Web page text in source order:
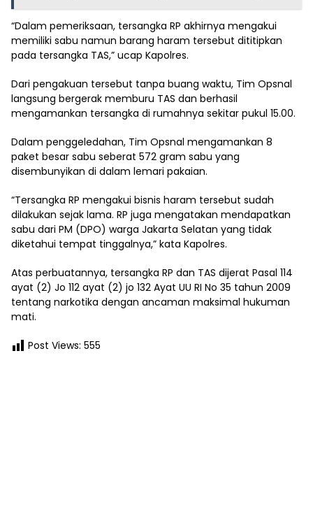
“Dalam pemeriksaan, tersangka RP akhirnya mengakui
memiliki sabu namun barang haram tersebut dititipkan
pada tersangka TAS,” ucap Kapolres.
Dari pengakuan tersebut tanpa buang waktu, Tim Opsnal
langsung bergerak memburu TAS dan berhasil
mengamankan tersangka di rumahnya sekitar pukul 15.00.
Dalam penggeledahan, Tim Opsnal mengamankan 8
paket besar sabu seberat 572 gram sabu yang
disembunyikan di dalam lemari pakaian.
“Tersangka RP mengakui bisnis haram tersebut sudah
dilakukan sejak lama. RP juga mengatakan mendapatkan
sabu dari PM (DPO) warga Jakarta Selatan yang tidak
diketahui tempat tinggalnya,” kata Kapolres.
Atas perbuatannya, tersangka RP dan TAS dijerat Pasal 114
ayat (2) Jo 112 ayat (2) jo 132 Ayat UU RI No 35 tahun 2009
tentang narkotika dengan ancaman maksimal hukuman
mati.
Post Views: 555